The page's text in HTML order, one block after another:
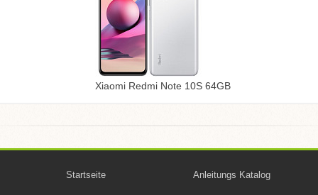
Xiaomi Redmi Note 10S 64GB
Startseite Anleitungs Katalog